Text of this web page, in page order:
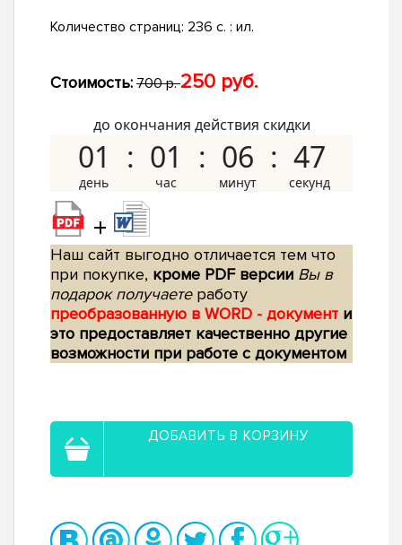
Количество страниц: 236 с. : ил.
Стоимость: 700 р.250 руб.
до окончания действия скидки
01 01 06 46
+
Наш сайт выгодно отличается тем что
при покупке, кроме PDF версии Вы в
подарок получаетеработу
преобразованную в WORD - документ и
это предоставляет качественно другие
возможности при работе с документом
ДОБАВИТЬ В КОРЗИНУ